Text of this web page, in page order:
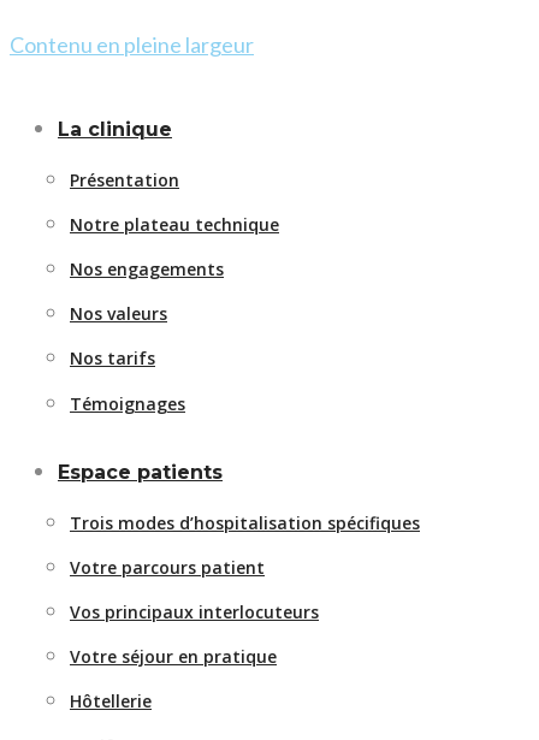
Contenu en pleine largeur
La clinique
Présentation
Notre plateau technique
Nos engagements
Nos valeurs
Nos tarifs
Témoignages
Espace patients
Trois modes d’hospitalisation spécifiques
Votre parcours patient
Vos principaux interlocuteurs
Votre séjour en pratique
Hôtellerie